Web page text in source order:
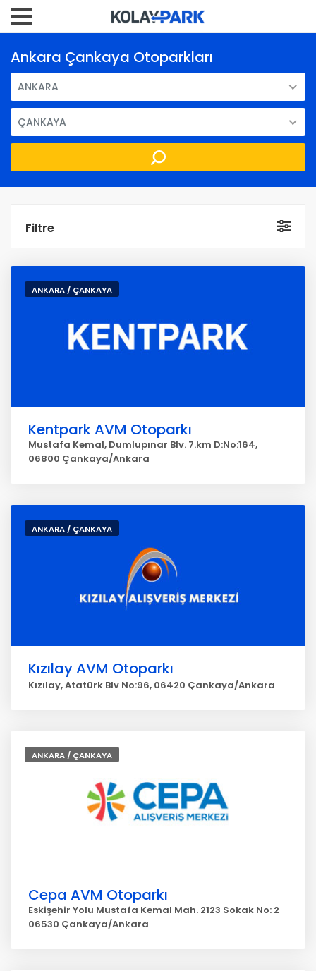
Ankara Çankaya Otoparkları
ANKARA
ÇANKAYA
Filtre
ANKARA / ÇANKAYA
Kentpark AVM Otoparkı
Mustafa Kemal, Dumlupınar Blv. 7.km D:No:164,
06800 Çankaya/Ankara
ANKARA / ÇANKAYA
Kızılay AVM Otoparkı
Kızılay, Atatürk Blv No:96, 06420 Çankaya/Ankara
ANKARA / ÇANKAYA
Cepa AVM Otoparkı
Eskişehir Yolu Mustafa Kemal Mah. 2123 Sokak No: 2
06530 Çankaya/Ankara